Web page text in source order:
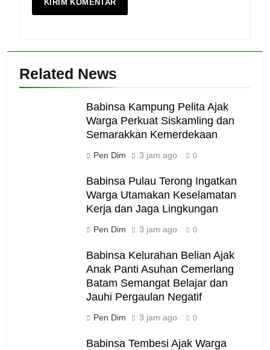
Related News
Babinsa Kampung Pelita Ajak
Warga Perkuat Siskamling dan
Semarakkan Kemerdekaan
Pen Dim 3 jam ago 0
Babinsa Pulau Terong Ingatkan
Warga Utamakan Keselamatan
Kerja dan Jaga Lingkungan
Pen Dim 3 jam ago 0
Babinsa Kelurahan Belian Ajak
Anak Panti Asuhan Cemerlang
Batam Semangat Belajar dan
Jauhi Pergaulan Negatif
Pen Dim 3 jam ago 0
Babinsa Tembesi Ajak Warga